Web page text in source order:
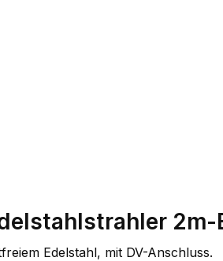
2m-
Edelstahl, mit DV-Anschluss.